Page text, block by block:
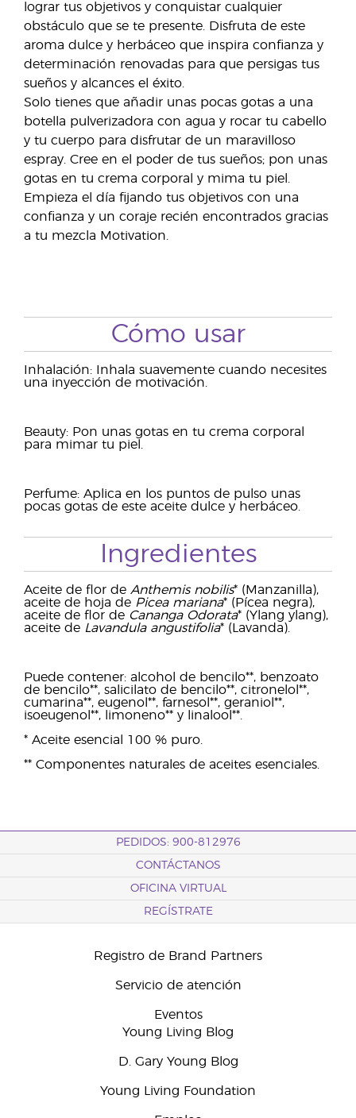
lograr tus objetivos y conquistar cualquier
obstáculo que se te presente. Disfruta de este
aroma dulce y herbáceo que inspira confianza y
determinación renovadas para que persigas tus
sueños y alcances el éxito.
Solo tienes que añadir unas pocas gotas a una
botella pulverizadora con agua y rocar tu cabello
y tu cuerpo para disfrutar de un maravilloso
espray. Cree en el poder de tus sueños; pon unas
gotas en tu crema corporal y mima tu piel.
Empieza el día fijando tus objetivos con una
confianza y un coraje recién encontrados gracias
a tu mezcla Motivation.
Cómo usar
Inhalación: Inhala suavemente cuando necesites
una inyección de motivación.
Beauty: Pon unas gotas en tu crema corporal
para mimar tu piel.
Perfume: Aplica en los puntos de pulso unas
pocas gotas de este aceite dulce y herbáceo.
Ingredientes
Aceite de flor de Anthemis nobilis* (Manzanilla),
aceite de hoja de Picea mariana* (Pícea negra),
aceite de flor de Cananga Odorata* (Ylang ylang),
aceite de Lavandula angustifolia* (Lavanda).
Puede contener: alcohol de bencilo**, benzoato
de bencilo**, salicilato de bencilo**, citronelol**,
cumarina**, eugenol**, farnesol**, geraniol**,
isoeugenol**, limoneno** y linalool**.
* Aceite esencial 100 % puro.
** Componentes naturales de aceites esenciales.
PEDIDOS: 900-812976
CONTÁCTANOS
OFICINA VIRTUAL
REGÍSTRATE
Registro de Brand Partners
Servicio de atención
Eventos
Young Living Blog
D. Gary Young Blog
Young Living Foundation